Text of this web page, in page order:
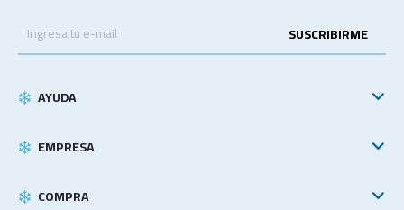
SUSCRIBIRME
AYUDA
EMPRESA
COMPRA